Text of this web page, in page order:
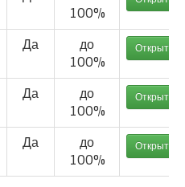
100%
Да
до
100%
Открыть
Да
до
100%
Открыть
Да
до
100%
Открыть